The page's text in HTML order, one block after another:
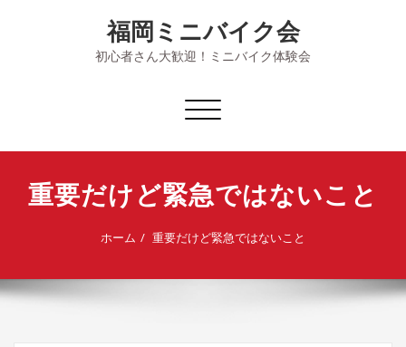
福岡ミニバイク会
初心者さん大歓迎！ミニバイク体験会
ナ
ゲ
シ
ョ
ン
を
重要だけど緊急ではないこと
ホーム 重要だけど緊急ではないこと